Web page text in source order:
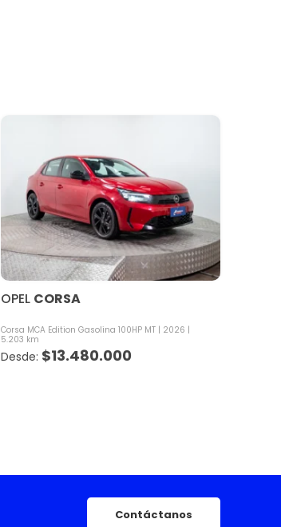
OPEL CORSA
Corsa MCA Edition Gasolina 100HP MT
2026
5.203 km
$13.480.000
Contáctanos